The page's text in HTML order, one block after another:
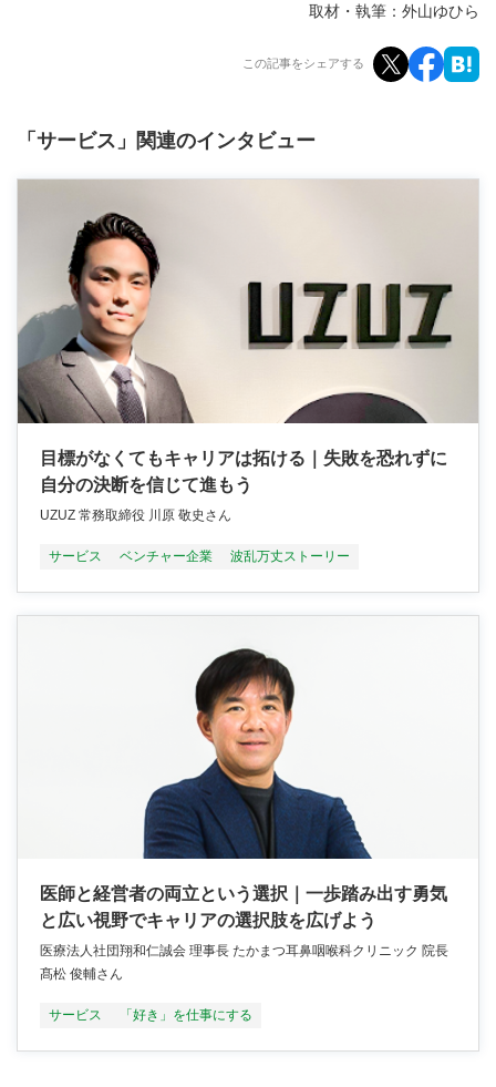
取材・執筆：外山ゆひら
この記事をシェアする
「サービス」関連のインタビュー
目標がなくてもキャリアは拓ける｜失敗を恐れずに
自分の決断を信じて進もう
UZUZ 常務取締役 川原 敬史さん
サービス ベンチャー企業 波乱万丈ストーリー
医師と経営者の両立という選択｜一歩踏み出す勇気
と広い視野でキャリアの選択肢を広げよう
医療法人社団翔和仁誠会 理事長 たかまつ耳鼻咽喉科クリニック 院長
髙松 俊輔さん
サービス 「好き」を仕事にする